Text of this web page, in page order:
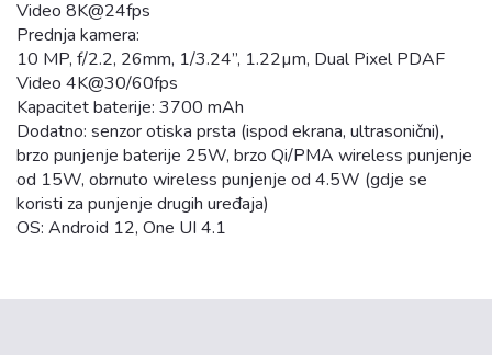
Video 8K@24fps
Prednja kamera:
10 MP, f/2.2, 26mm, 1/3.24”, 1.22µm, Dual Pixel PDAF
Video 4K@30/60fps
Kapacitet baterije: 3700 mAh
Dodatno: senzor otiska prsta (ispod ekrana, ultrasonični),
brzo punjenje baterije 25W, brzo Qi/PMA wireless punjenje
od 15W, obrnuto wireless punjenje od 4.5W (gdje se
koristi za punjenje drugih uređaja)
OS: Android 12, One UI 4.1